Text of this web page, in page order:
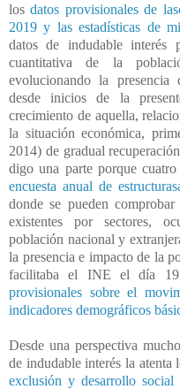
losdatos provisionales de
2019 y las estadísticas de
datos de indudable interés
cuantitativa de la
evolucionando la presencia
desde inicios de la
crecimiento de aquella,
la situación económica,
2014) de gradual
digo una parte porque
encuesta anual de
donde se pueden
existentes por sectores,
población nacional y
la presencia e impacto de la
facilitaba el INE el día
provisionales sobre el
indicadores demográficos
Desde una perspectiva
de indudable interés la atenta
exclusión y desarrollo social